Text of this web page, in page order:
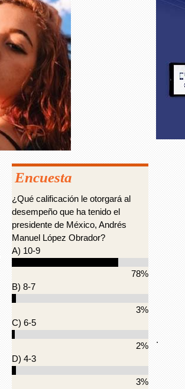
Encuesta
¿Qué calificación le otorgará al
desempeño que ha tenido el
presidente de México, Andrés
Manuel López Obrador?
A) 10-9
78%
B) 8-7
3%
C) 6-5
2%
D) 4-3
3%
.